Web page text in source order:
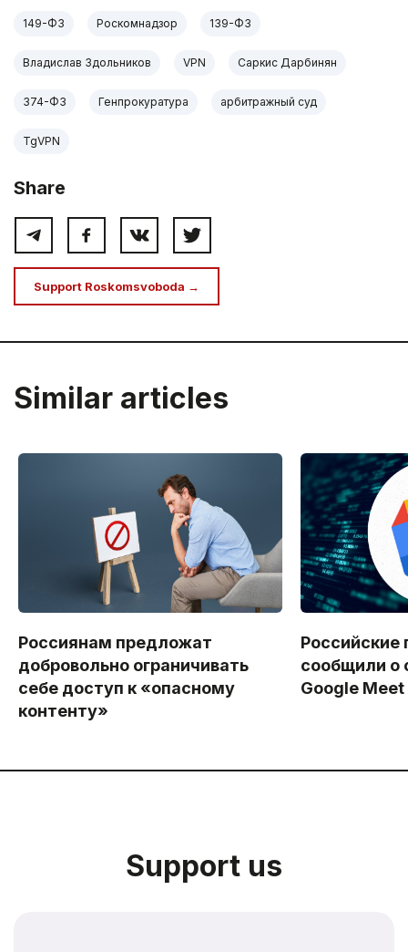
149-ФЗ Роскомнадзор 139-ФЗ
Владислав Здольников VPN Саркис Дарбинян
374-ФЗ Генпрокуратура арбитражный суд
TgVPN
Share
Support Roskomsvoboda →
Similar articles
Россиянам предложат
добровольно ограничивать
себе доступ к «опасному
контенту»
Российские
сообщили о
Google Meet
Support us